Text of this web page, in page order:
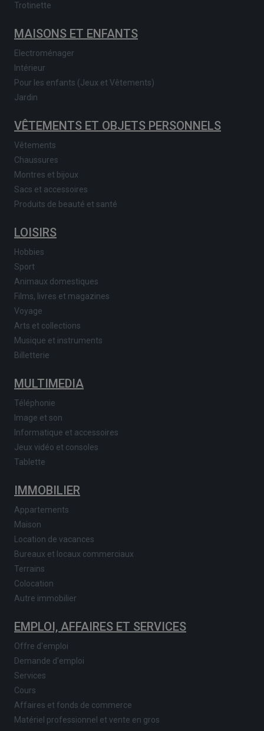
Trotinette
MAISONS ET ENFANTS
Electroménager
Intérieur
Pour les enfants (Jeux et Vêtements)
Jardin
VÊTEMENTS ET OBJETS PERSONNELS
Vêtements
Chaussures
Montres et bijoux
Sacs et accessoires
Produits de beauté et santé
LOISIRS
Hobbies
Sport
Animaux domestiques
Films, livres et magazines
Voyage
Arts et collections
Musique et instruments
Billetterie
MULTIMEDIA
Téléphonie
Image et son
Informatique et accessoires
Jeux vidéo et consoles
Tablette
IMMOBILIER
Appartements
Maison
Location de vacances
Bureaux et locaux commerciaux
Terrains
Colocation
Autre immobilier
EMPLOI, AFFAIRES ET SERVICES
Offre d'emploi
Demande d'emploi
Services
Cours
Affaires et fonds de commerce
Matériel professionnel et vente en gros